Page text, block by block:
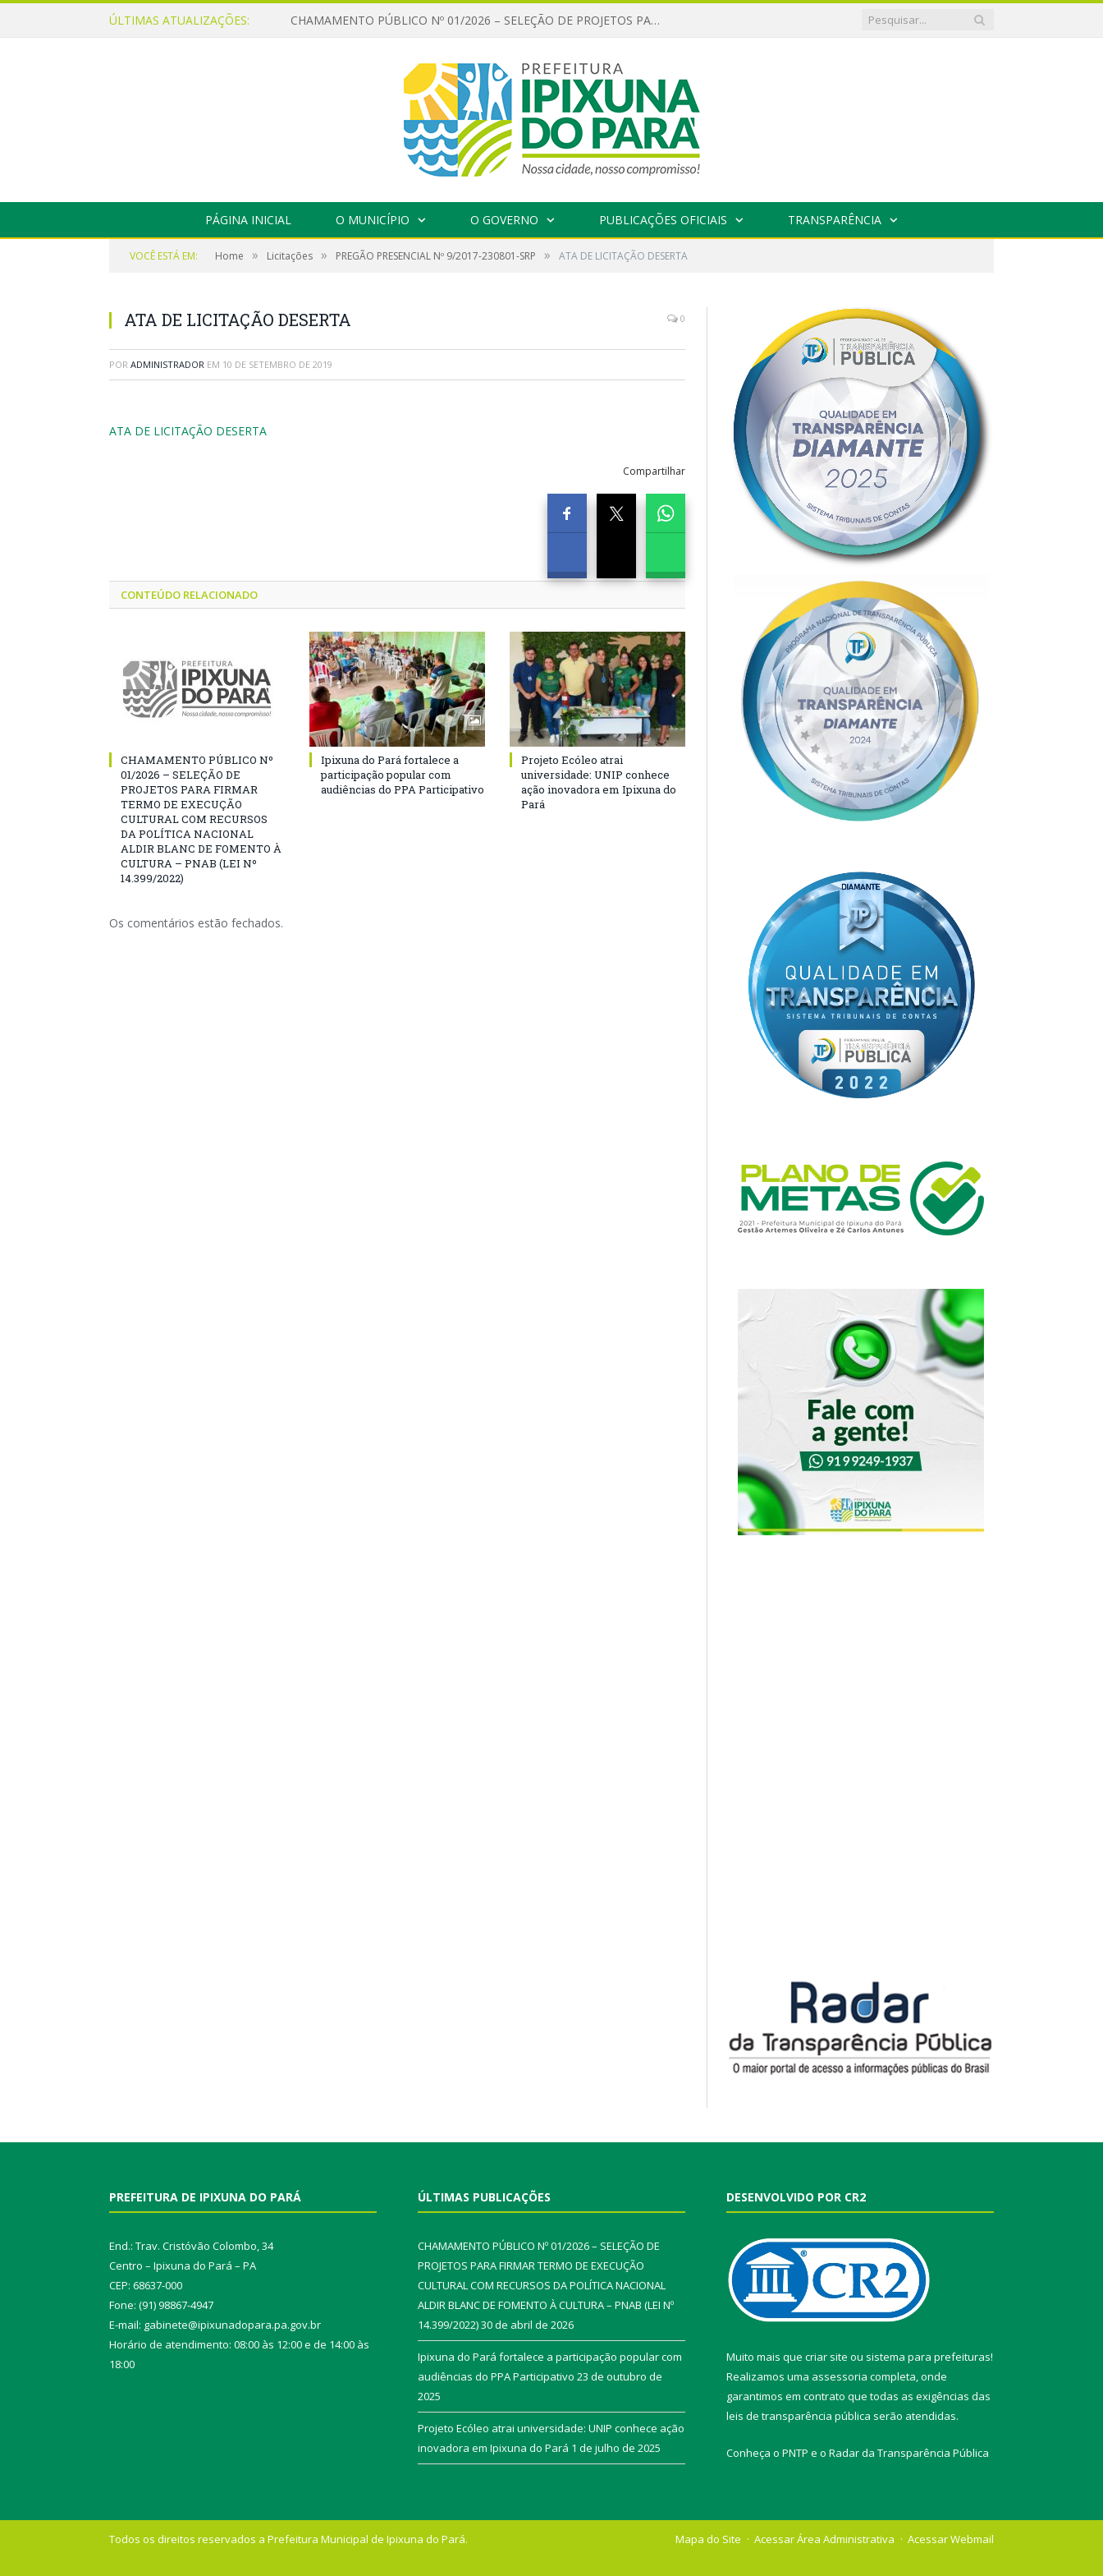
ÚLTIMAS ATUALIZAÇÕES: CHAMAMENTO PÚBLICO Nº 01/2026 – SELEÇÃO DE PROJETOS PARA FIRMAR TERMO DE EXECUÇÃO CULTURAL COM RECURSOS DA POLÍTICA NACIONAL ALDIR BLANC DE FOMENTO À CULTURA – PNAB (LEI Nº 14.399/2022)
PÁGINA INICIAL O MUNICÍPIO O GOVERNO PUBLICAÇÕES OFICIAIS TRANSPARÊNCIA
VOCÊ ESTÁ EM: Home » Licitações » PREGÃO PRESENCIAL Nº 9/2017-230801-SRP » ATA DE LICITAÇÃO DESERTA
ATA DE LICITAÇÃO DESERTA 0
POR ADMINISTRADOR EM 10 DE SETEMBRO DE 2019
ATA DE LICITAÇÃO DESERTA
Compartilhar
CONTEÚDO RELACIONADO
CHAMAMENTO PÚBLICO Nº
01/2026 – SELEÇÃO DE
PROJETOS PARA FIRMAR
TERMO DE EXECUÇÃO
CULTURAL COM RECURSOS
DA POLÍTICA NACIONAL
ALDIR BLANC DE FOMENTO À
CULTURA – PNAB (LEI Nº
14.399/2022)
Ipixuna do Pará fortalece a
participação popular com
audiências do PPA Participativo
Projeto Ecóleo atrai
universidade: UNIP conhece
ação inovadora em Ipixuna do
Pará
Os comentários estão fechados.
PREFEITURA DE IPIXUNA DO PARÁ
End.: Trav. Cristóvão Colombo, 34
Centro – Ipixuna do Pará – PA
CEP: 68637-000
Fone: (91) 98867-4947
E-mail: gabinete@ipixunadopara.pa.gov.br
Horário de atendimento: 08:00 às 12:00 e de 14:00 às
18:00
ÚLTIMAS PUBLICAÇÕES
CHAMAMENTO PÚBLICO Nº 01/2026 – SELEÇÃO DE
PROJETOS PARA FIRMAR TERMO DE EXECUÇÃO
CULTURAL COM RECURSOS DA POLÍTICA NACIONAL
ALDIR BLANC DE FOMENTO À CULTURA – PNAB (LEI Nº
14.399/2022)30 de abril de 2026
Ipixuna do Pará fortalece a participação popular com
audiências do PPA Participativo 23 de outubro de
2025
Projeto Ecóleo atrai universidade: UNIP conhece ação
inovadora em Ipixuna do Pará 1 de julho de 2025
DESENVOLVIDO POR CR2
Muito mais que criar site ou sistema para prefeituras!
Realizamos uma assessoria completa, onde
garantimos em contrato que todas as exigências das
leis de transparência pública serão atendidas.
Conheça o PNTP e o Radar da Transparência Pública
Todos os direitos reservados a Prefeitura Municipal de Ipixuna do Pará. Mapa do Site Acessar Área Administrativa Acessar Webmail